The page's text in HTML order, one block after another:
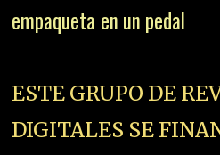
empaqueta en un pedal
ESTE GRUPO DE
DIGITALES SE